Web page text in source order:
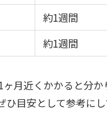
約1週間
約1週間
月近くかかると分か
目安として参考にし